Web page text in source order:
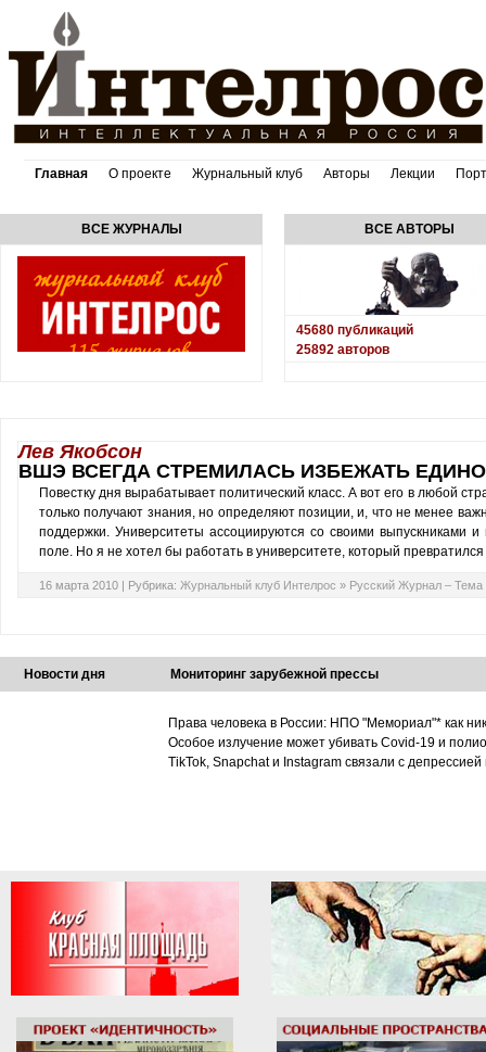
Главная О проекте Журнальный клуб Авторы Лекции
ВСЕ ЖУРНАЛЫ ВСЕ АВТОРЫ
45680 публикаций
25892 авторов
Лев Якобсон
ВШЭ ВСЕГДА СТРЕМИЛАСЬ ИЗБЕЖАТЬ
Повестку дня вырабатывает политический класс. А вот его в любой
только получают знания, но определяют позиции, и, что не менее
поддержки. Университеты ассоциируются со своими выпускниками
поле. Но я не хотел бы работать в университете, который превратился
16 марта 2010 | Рубрика: Журнальный клуб Интелрос » Русский Журнал – Тема
Новости дня Мониторинг зарубежной прессы
Права человека в России: НПО "Мемориал"* как
Особое излучение может убивать Covid-19 и
TikTok, Snapchat и Instagram связали с